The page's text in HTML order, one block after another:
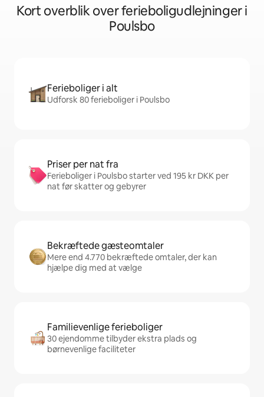
Kort overblik over ferieboligudlejninger i
Poulsbo
Ferieboliger i alt
Udforsk 80 ferieboliger i Poulsbo
Priser per nat fra
Ferieboliger i Poulsbo starter ved 195 kr DKK per
nat før skatter og gebyrer
Bekræftede gæsteomtaler
Mere end 4.770 bekræftede omtaler, der kan
hjælpe dig med at vælge
Familievenlige ferieboliger
30 ejendomme tilbyder ekstra plads og
børnevenlige faciliteter